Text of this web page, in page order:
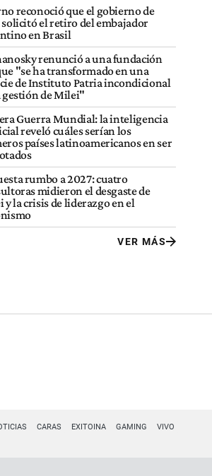
reconoció que el gobierno de
el retiro del embajador
en Brasil
renunció a una fundación
"se ha transformado en una
de Instituto Patria incondicional
gestión de Milei"
Guerra Mundial: la inteligencia
reveló cuáles serían los
países latinoamericanos en ser
rumbo a 2027: cuatro
midieron el desgaste de
y la crisis de liderazgo en el
VER MÁS
CARAS EXITOINA GAMING VIVO